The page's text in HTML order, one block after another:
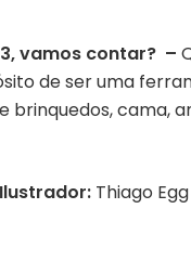
3, vamos contar? –
de ser uma
brinquedos, cama,
Ilustrador: Thiago